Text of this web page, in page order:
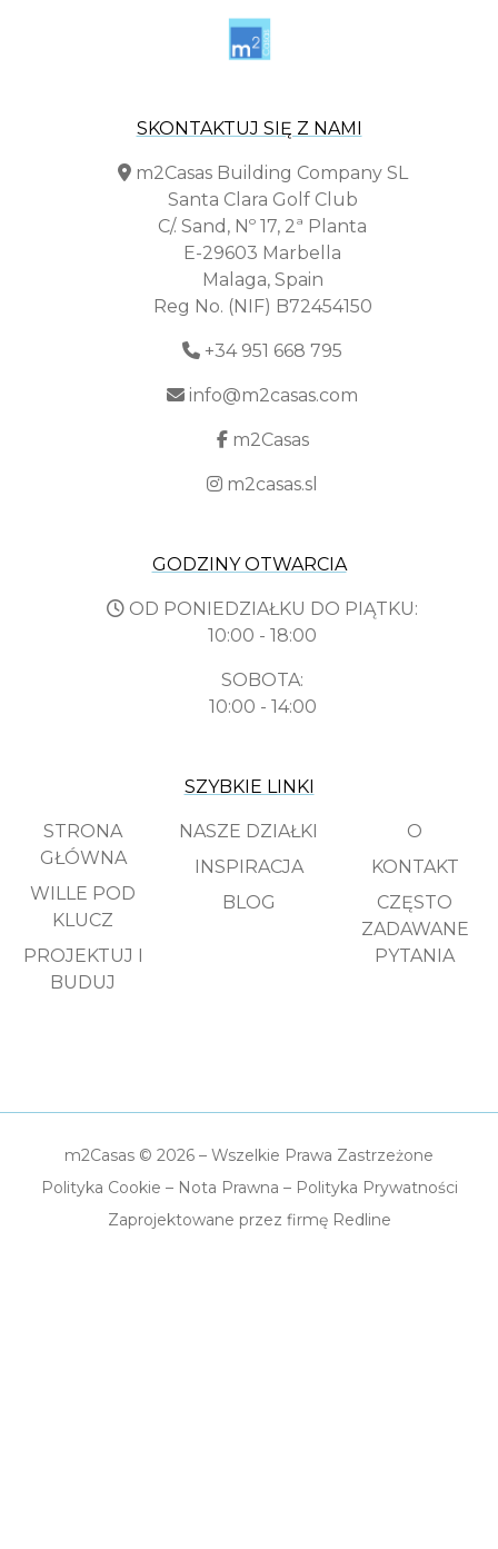
SZYBKIE LINKI
STRONA
GŁÓWNA
WILLE POD
KLUCZ
PROJEKTUJ I
BUDUJ
NASZE DZIAŁKI
INSPIRACJA
BLOG
O
KONTAKT
CZĘSTO
ZADAWANE
PYTANIA
SKONTAKTUJ SIĘ Z NAMI
m2Casas Building Company SL
Santa Clara Golf Club
C/. Sand, Nº 17, 2ª Planta
E-29603 Marbella
Malaga, Spain
Reg No. (NIF) B72454150
+34 951 668 795
info@m2casas.com
m2Casas
m2casas.sl
GODZINY OTWARCIA
OD PONIEDZIAŁKU DO PIĄTKU:
10:00 - 18:00
SOBOTA:
10:00 - 14:00
m2Casas © 2026 – Wszelkie Prawa Zastrzeżone
Polityka Cookie – Nota Prawna – Polityka Prywatności
Zaprojektowane przez firmę Redline